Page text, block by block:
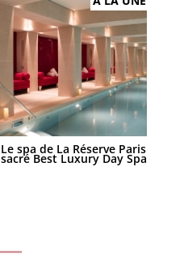
Le spa de La Réserve Paris
sacré Best Luxury Day Spa